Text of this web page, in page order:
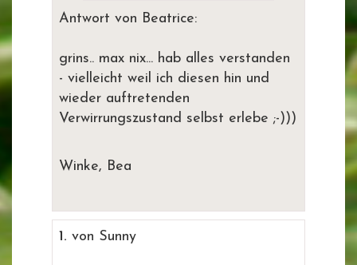
Antwort von Beatrice:
grins.. max nix... hab alles verstanden
- vielleicht weil ich diesen hin und
wieder auftretenden
Verwirrungszustand selbst erlebe ;-)))
Winke, Bea
1. von Sunny